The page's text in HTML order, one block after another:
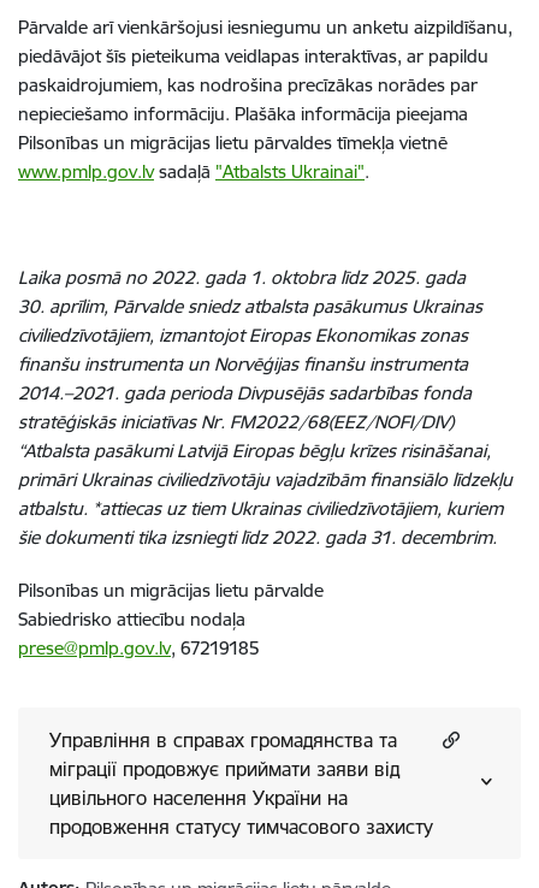
Pārvalde arī vienkāršojusi iesniegumu un anketu aizpildīšanu,
piedāvājot šīs pieteikuma veidlapas interaktīvas, ar papildu
paskaidrojumiem, kas nodrošina precīzākas norādes par
nepieciešamo informāciju. Plašāka informācija pieejama
Pilsonības un migrācijas lietu pārvaldes tīmekļa vietnē
www.pmlp.gov.lvsadaļā "Atbalsts Ukrainai".
Laika posmā no 2022. gada 1. oktobra līdz 2025. gada
30. aprīlim, Pārvalde sniedz atbalsta pasākumus Ukrainas
civiliedzīvotājiem, izmantojot Eiropas Ekonomikas zonas
finanšu instrumenta un Norvēģijas finanšu instrumenta
2014.–2021. gada perioda Divpusējās sadarbības fonda
stratēģiskās iniciatīvas Nr. FM2022/68(EEZ/NOFI/DIV)
“Atbalsta pasākumi Latvijā Eiropas bēgļu krīzes risināšanai,
primāri Ukrainas civiliedzīvotāju vajadzībām finansiālo līdzekļu
atbalstu. *attiecas uz tiem Ukrainas civiliedzīvotājiem, kuriem
šie dokumenti tika izsniegti līdz 2022. gada 31. decembrim.
Pilsonības un migrācijas lietu pārvalde
Sabiedrisko attiecību nodaļa
prese@pmlp.gov.lv, 67219185
Управління в справах громадянства та
міграції продовжує приймати заяви від
цивільного населення України на
продовження статусу тимчасового захисту